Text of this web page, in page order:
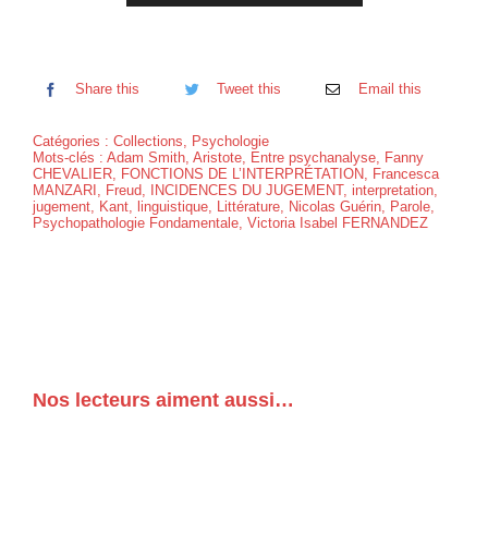
Share this Tweet this Email this
Catégories : Collections, Psychologie
Mots-clés : Adam Smith, Aristote, Entre psychanalyse, Fanny
CHEVALIER, FONCTIONS DE L’INTERPRÉTATION, Francesca
MANZARI , Freud, INCIDENCES DU JUGEMENT, interpretation,
jugement, Kant, linguistique, Littérature, Nicolas Guérin, Parole,
Psychopathologie Fondamentale, Victoria Isabel FERNANDEZ
Nos lecteurs aiment aussi…